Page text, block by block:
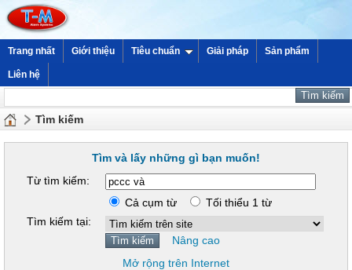
Trang nhất Giới thiệu Tiêu chuẩn Giải pháp Sản phẩm
Liên hệ
Tìm kiếm
Tìm và lấy những gì bạn muốn!
Từ tìm kiếm:
Cả cụm từ
Tối thiểu 1 từ
Tìm kiếm tại:
Nâng cao
Mở rộng trên Internet